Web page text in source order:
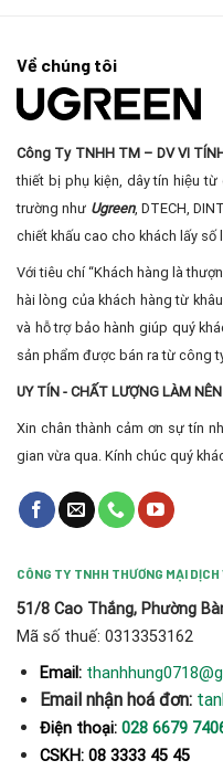
Về chúng tôi
Công Ty TNHH TM – DV VI
thiết bị phụ kiện, dây tín hiệu từ
trường như Ugreen, DTECH,
chiết khấu cao cho khách lấy số
Với tiêu chí “Khách hàng là
hài lòng của khách hàng từ
và hỗ trợ bảo hành giúp quý
sản phẩm được bán ra từ công
UY TÍN - CHẤT LƯỢNG LÀM
Xin chân thành cảm ơn sự tín
gian vừa qua. Kính chúc quý
CÔNG TY TNHH THƯƠNG MẠI
51/8 Cao Thắng, Phường
Mã số thuế: 0313353162
Email:
Email nhận hoá đơn:
Điện thoại: 028 6679
CSKH: 08 3333 45 45